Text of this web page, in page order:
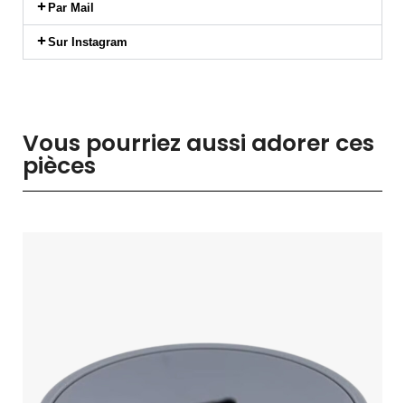
Par Mail
Sur Instagram
Vous pourriez aussi adorer ces
pièces